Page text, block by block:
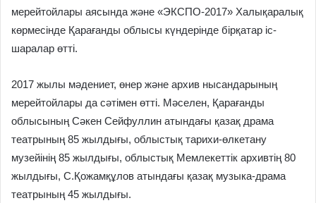
мерейтойлары аясында және «ЭКСПО-2017» Халықаралық
көрмесінде Қарағанды облысы күндерінде бірқатар іс-
шаралар өтті.
2017 жылы мәдениет, өнер және архив нысандарының
мерейтойлары да сәтімен өтті. Мәселен, Қарағанды
облысының Сәкен Сейфуллин атындағы қазақ драма
театрының 85 жылдығы, облыстық тарихи-өлкетану
музейінің 85 жылдығы, облыстық Мемлекеттік архивтің 80
жылдығы, С.Қожамқұлов атындағы қазақ музыка-драма
театрының 45 жылдығы.